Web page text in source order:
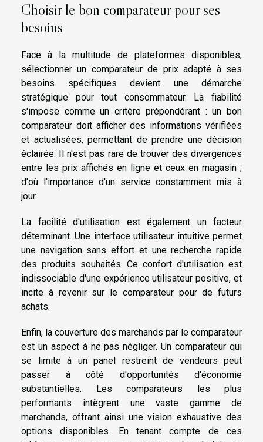
Choisir le bon comparateur pour ses
besoins
Face à la multitude de plateformes disponibles,
sélectionner un comparateur de prix adapté à ses
besoins spécifiques devient une démarche
stratégique pour tout consommateur. La fiabilité
s'impose comme un critère prépondérant : un bon
comparateur doit afficher des informations vérifiées
et actualisées, permettant de prendre une décision
éclairée. Il n'est pas rare de trouver des divergences
entre les prix affichés en ligne et ceux en magasin ;
d'où l'importance d'un service constamment mis à
jour.
La facilité d'utilisation est également un facteur
déterminant. Une interface utilisateur intuitive permet
une navigation sans effort et une recherche rapide
des produits souhaités. Ce confort d'utilisation est
indissociable d'une expérience utilisateur positive, et
incite à revenir sur le comparateur pour de futurs
achats.
Enfin, la couverture des marchands par le comparateur
est un aspect à ne pas négliger. Un comparateur qui
se limite à un panel restreint de vendeurs peut
passer à côté d'opportunités d'économie
substantielles. Les comparateurs les plus
performants intègrent une vaste gamme de
marchands, offrant ainsi une vision exhaustive des
options disponibles. En tenant compte de ces